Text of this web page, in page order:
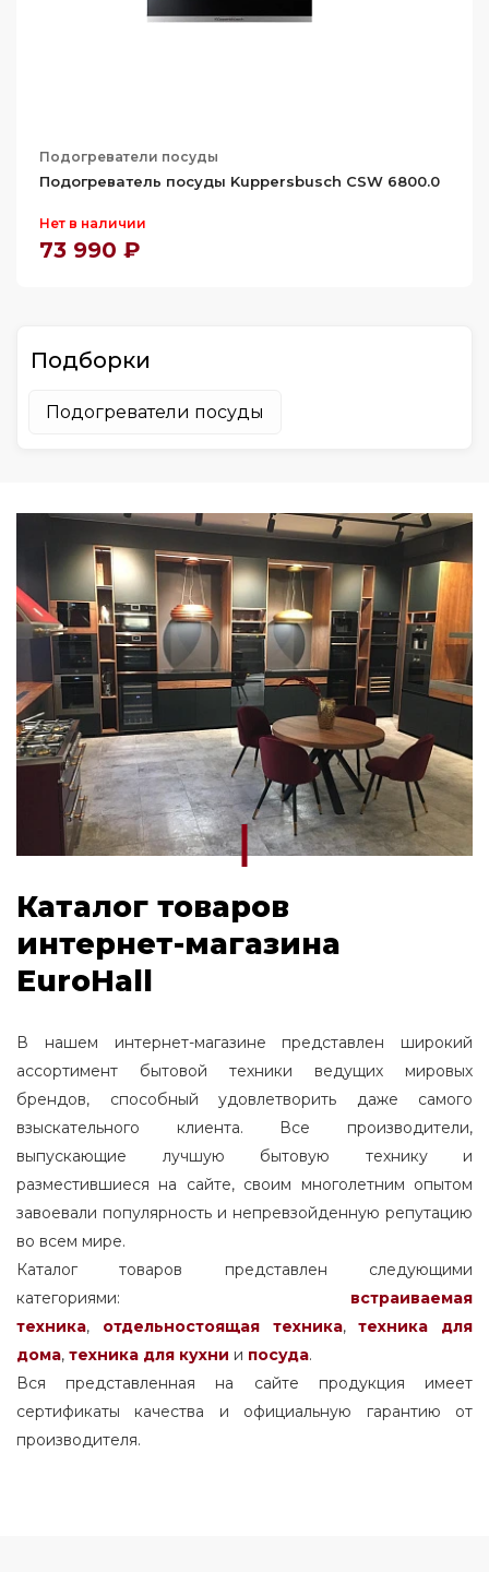
Подогреватели посуды
Подогреватель посуды Kuppersbusch CSW 6800.0
Нет в наличии
73 990 ₽
Подборки
Подогреватели посуды
Каталог товаров
интернет-магазина
EuroHall
В нашем интернет-магазине представлен широкий
ассортимент бытовой техники ведущих мировых
брендов, способный удовлетворить даже самого
взыскательного клиента. Все производители,
выпускающие лучшую бытовую технику и
разместившиеся на сайте, своим многолетним опытом
завоевали популярность и непревзойденную репутацию
во всем мире.
Каталог товаров представлен следующими
категориями: встраиваемая
техника, отдельностоящаятехника,
техника для
дома, техника для кухни и посуда.
Вся представленная на сайте продукция имеет
сертификаты качества и официальную гарантию от
производителя.